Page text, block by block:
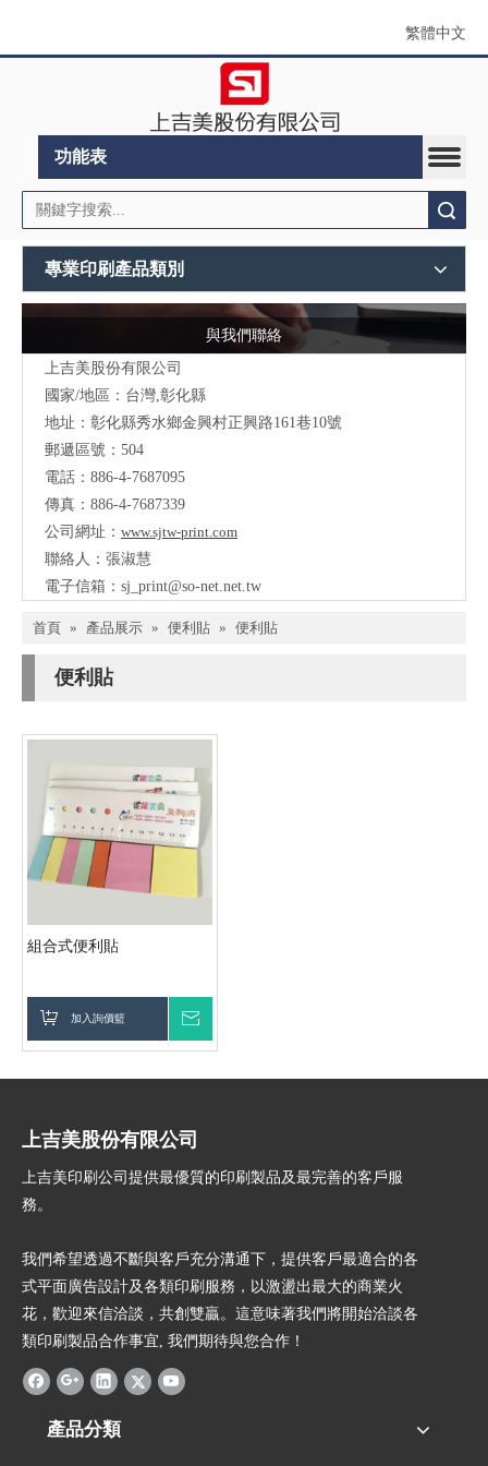
繁體中文
功能表
專業印刷產品類別
與我們聯絡
上吉美股份有限公司
國家/地區：台灣,彰化縣
地址：彰化縣秀水鄉金興村正興路161巷10號
郵遞區號：504
電話：886-4-7687095
傳真：886-4-7687339
公司網址： www.sjtw-print.com
聯絡人：張淑慧
電子信箱： sj_print@so-net.net.tw
首頁 » 產品展示 » 便利貼 » 便利貼
便利貼
組合式便利貼
加入詢價籃
上吉美股份有限公司
上吉美印刷公司提供最優質的印刷製品及最完善的客戶服
務。
我們希望透過不斷與客戶充分溝通下，提供客戶最適合的各
式平面廣告設計及各類印刷服務，以激盪出最大的商業火
花，歡迎來信洽談，共創雙贏。這意味著我們將開始洽談各
類印刷製品合作事宜, 我們期待與您合作！
產品分類